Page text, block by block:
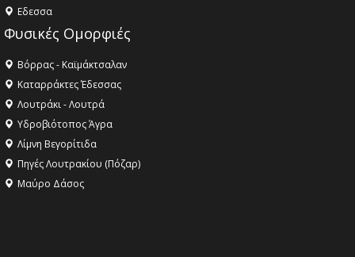
Eδεσσα
Φυσικές Ομορφιές
Βόρρας - Καϊμάκτσαλαν
Καταρράκτες Έδεσσας
Λουτράκι - Λουτρά
Υδροβιότοπος Άγρα
Λίμνη Βεγορίτιδα
Πηγές Λουτρακίου (Πόζαρ)
Μαύρο Δάσος